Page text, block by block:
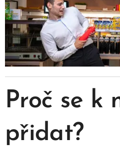
Proč se k
přidat?